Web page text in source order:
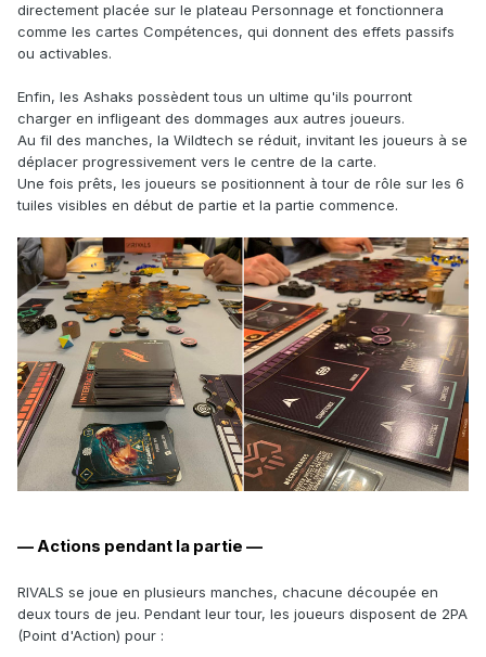
directement placée sur le plateau Personnage et fonctionnera
comme les cartes Compétences, qui donnent des effets passifs
ou activables.
Enfin, les Ashaks possèdent tous un ultime qu'ils pourront
charger en infligeant des dommages aux autres joueurs.
Au fil des manches, la Wildtech se réduit, invitant les joueurs à se
déplacer progressivement vers le centre de la carte.
Une fois prêts, les joueurs se positionnent à tour de rôle sur les 6
tuiles visibles en début de partie et la partie commence.
— Actions pendant la partie —
RIVALS se joue en plusieurs manches, chacune découpée en
deux tours de jeu. Pendant leur tour, les joueurs disposent de 2PA
(Point d'Action) pour :